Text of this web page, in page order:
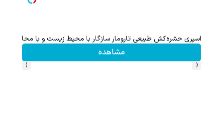
اسپری حشره‌کش طبیعی تارومار سازگار با محیط زیست و با محافظت
مشاهده
‹
›